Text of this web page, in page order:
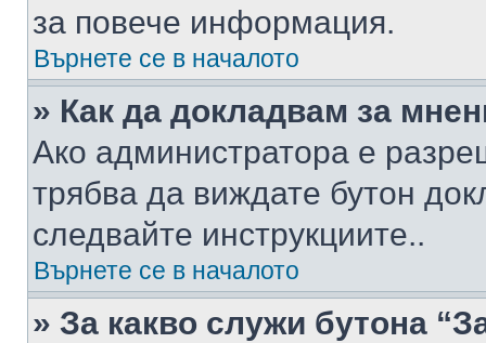
за повече информация.
Върнете се в началото
» Как да докладвам за
Ако администратора е
трябва да виждате бутон
следвайте инструкциите..
Върнете се в началото
» За какво служи бутона